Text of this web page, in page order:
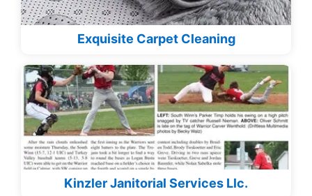
Exquisite Carpet Cleaning
Kinzler Janitorial Services Llc.